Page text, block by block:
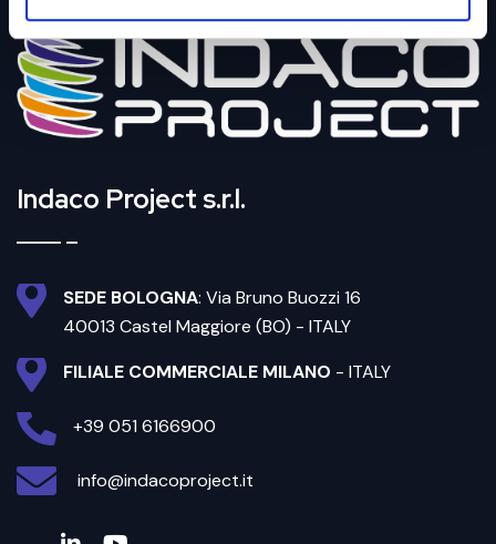
Indaco Project s.r.l.
SEDE BOLOGNA: Via Bruno Buozzi 16
40013 Castel Maggiore (BO) - ITALY
FILIALE COMMERCIALE MILANO - ITALY
+39 051 6166900
info@indacoproject.it